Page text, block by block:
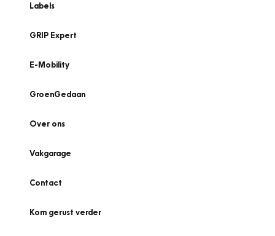
Labels
GRIP Expert
E-Mobility
GroenGedaan
Over ons
Vakgarage
Contact
Kom gerust verder